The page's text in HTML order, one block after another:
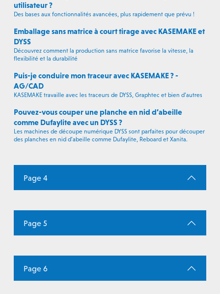
utilisateur ?
Des bases aux fonctionnalités avancées, plus rapidement que prévu !
Emballage sans matrice à court tirage avec KASEMAKE et
DYSS
Découvrez comment la production sans matrice favorise la vitesse, la
flexibilité et la durabilité
Puis-je conduire mon traceur avec KASEMAKE ? -
AG/CAD
KASEMAKE travaille avec les traceurs de DYSS, Graphtec et bien d’autres
Pouvez-vous couper une planche en nid d’abeille
comme Dufaylite avec un DYSS ?
Les machines de découpe numérique DYSS sont parfaites pour découper
des planches en nid d’abeille comme Dufaylite, Reboard et Xanita.
Page 4
Page 5
Page 6